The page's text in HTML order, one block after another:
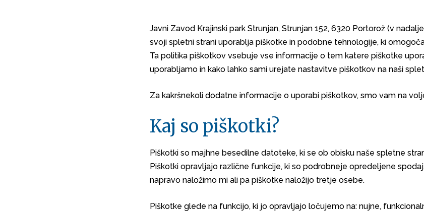
Javni Zavod Krajinski park Strunjan, Strunjan 152, 6320 Portorož (v
svoji spletni strani uporablja piškotke in podobne tehnologije, ki
Ta politika piškotkov vsebuje vse informacije o tem katere piškotke
uporabljamo in kako lahko sami urejate nastavitve piškotkov na naši
Za kakršnekoli dodatne informacije o uporabi piškotkov, smo vam na
Kaj so piškotki?
Piškotki so majhne besedilne datoteke, ki se ob obisku naše spletne
Piškotki opravljajo različne funkcije, ki so podrobneje opredeljene
napravo naložimo mi ali pa piškotke naložijo tretje osebe.
Piškotke glede na funkcijo, ki jo opravljajo ločujemo na: nujne,